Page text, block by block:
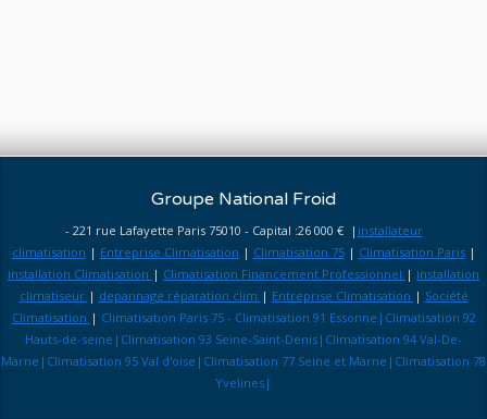
Groupe National Froid
- 221 rue Lafayette Paris 75010 - Capital :26 000 € | installateur
climatisation | Entreprise Climatisation | Climatisation 75| Climatisation Paris|
installation Climatisation | Climatisation Financement Professionnel | installation
climatiseur | depannage réparation clim | Entreprise Climatisation | Société
Climatisation | Climatisation Paris 75 - Climatisation 91 Essonne|Climatisation 92
Hauts-de-seine|Climatisation 93 Seine-Saint-Denis|Climatisation 94 Val-De-
Marne|Climatisation 95 Val d'oise|Climatisation 77 Seine et Marne|Climatisation 78
Yvelines|